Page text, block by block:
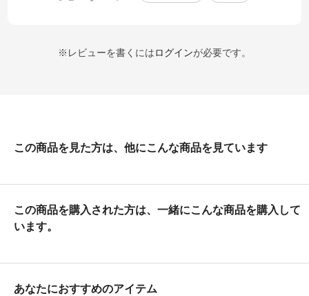
※レビューを書くにはログインが必要です。
この商品を見た方は、他にこんな商品を見ています
この商品を購入された方は、一緒にこんな商品を購入して
います。
あなたにおすすめのアイテム